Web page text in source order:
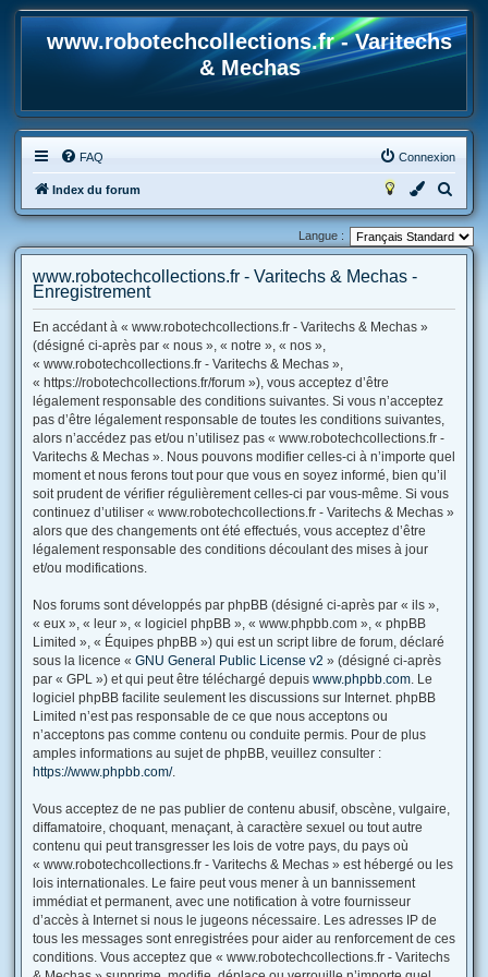
www.robotechcollections.fr - Varitechs
& Mechas
FAQ Connexion
Index du forum
e
c
Langue :
www.robotechcollections.fr - Varitechs & Mechas -
Enregistrement
En accédant à « www.robotechcollections.fr - Varitechs & Mechas »
(désigné ci-après par « nous », « notre », « nos »,
« www.robotechcollections.fr - Varitechs & Mechas »,
« https://robotechcollections.fr/forum »), vous acceptez d’être
légalement responsable des conditions suivantes. Si vous n’acceptez
pas d’être légalement responsable de toutes les conditions suivantes,
alors n’accédez pas et/ou n’utilisez pas « www.robotechcollections.fr -
Varitechs & Mechas ». Nous pouvons modifier celles-ci à n’importe quel
moment et nous ferons tout pour que vous en soyez informé, bien qu’il
soit prudent de vérifier régulièrement celles-ci par vous-même. Si vous
continuez d’utiliser « www.robotechcollections.fr - Varitechs & Mechas »
alors que des changements ont été effectués, vous acceptez d’être
légalement responsable des conditions découlant des mises à jour
et/ou modifications.
Nos forums sont développés par phpBB (désigné ci-après par « ils »,
« eux », « leur », « logiciel phpBB », « www.phpbb.com », « phpBB
Limited », « Équipes phpBB ») qui est un script libre de forum, déclaré
sous la licence « GNU General Public License v2 » (désigné ci-après
par « GPL ») et qui peut être téléchargé depuis www.phpbb.com. Le
logiciel phpBB facilite seulement les discussions sur Internet. phpBB
Limited n’est pas responsable de ce que nous acceptons ou
n’acceptons pas comme contenu ou conduite permis. Pour de plus
amples informations au sujet de phpBB, veuillez consulter :
https://www.phpbb.com/.
Vous acceptez de ne pas publier de contenu abusif, obscène, vulgaire,
diffamatoire, choquant, menaçant, à caractère sexuel ou tout autre
contenu qui peut transgresser les lois de votre pays, du pays où
« www.robotechcollections.fr - Varitechs & Mechas » est hébergé ou les
lois internationales. Le faire peut vous mener à un bannissement
immédiat et permanent, avec une notification à votre fournisseur
d’accès à Internet si nous le jugeons nécessaire. Les adresses IP de
tous les messages sont enregistrées pour aider au renforcement de ces
conditions. Vous acceptez que « www.robotechcollections.fr - Varitechs